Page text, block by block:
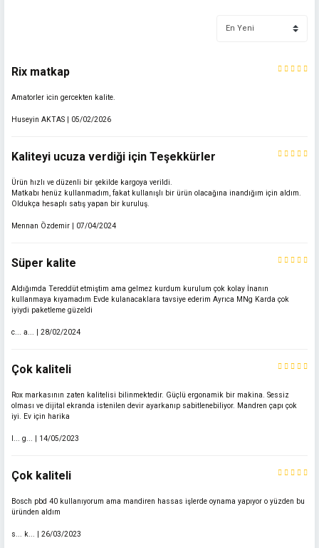
Ürün resmi kalitesiz, bozuk veya görüntülenemiyor.
Ürün açıklamasında eksik bilgiler bulunuyor.
Ürün bilgilerinde hatalar bulunuyor.
Bu ürüne benzer farklı alternatifler olmalı.
Rix matkap
Amatorler icin gercekten kalite.
Huseyin AKTAS | 05/02/2026
Kaliteyi ucuza verdiği için Teşekkürler
Ürün hızlı ve düzenli bir şekilde kargoya verildi.
Matkabı henüz kullanmadım, fakat kullanışlı bir ürün olacağına inandığım için aldım.
Oldukça hesaplı satış yapan bir kuruluş.
Mennan Özdemir | 07/04/2024
Süper kalite
Aldığımda Tereddüt etmiştim ama gelmez kurdum kurulum çok kolay İnanın
kullanmaya kıyamadım Evde kulanacaklara tavsiye ederim Ayrıca MNg Karda çok
iyiydi paketleme güzeldi
c... a... | 28/02/2024
Çok kaliteli
Rox markasının zaten kalitelisi bilinmektedir. Güçlü ergonamik bir makina. Sessiz
olması ve dijital ekranda istenilen devir ayarkanıp sabitlenebiliyor. Mandren çapı çok
iyi. Ev için harika
I... g... | 14/05/2023
Çok kaliteli
Bosch pbd 40 kullanıyorum ama mandiren hassas işlerde oynama yapıyor o yüzden bu
üründen aldım
s... k... | 26/03/2023